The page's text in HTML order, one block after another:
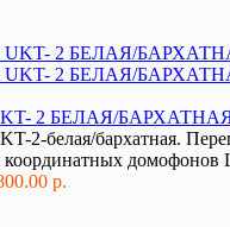
2 БЕЛАЯ/
2-белая/бархатная.
домофонов
р.